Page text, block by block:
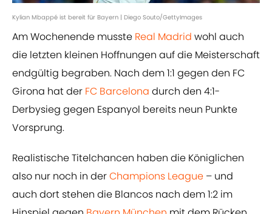
Kylian Mbappé ist bereit für Bayern | Diego Souto/GettyImages
Am Wochenende musste Real Madrid wohl auch
die letzten kleinen Hoffnungen auf die Meisterschaft
endgültig begraben. Nach dem 1:1 gegen den FC
Girona hat der FC Barcelona durch den 4:1-
Derbysieg gegen Espanyol bereits neun Punkte
Vorsprung.
Realistische Titelchancen haben die Königlichen
also nur noch in derChampions League – und
auch dort stehen die Blancos nach dem 1:2 im